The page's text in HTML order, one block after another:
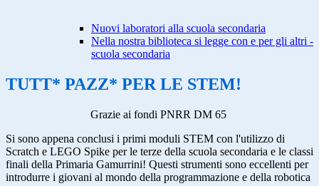
Nuovi laboratori alla scuola secondaria
Nella nostra biblioteca si legge con e per gli altri -
scuola secondaria
TUTT* PAZZ* PER LE STEM!
Grazie ai fondi PNRR DM 65
Si sono appena conclusi i primi moduli STEM con l'utilizzo di
Scratch e LEGO Spike per le terze della scuola secondaria e le classi
finali della Primaria Gamurrini! Questi strumenti sono eccellenti per
introdurre i giovani al mondo della programmazione e della robotica